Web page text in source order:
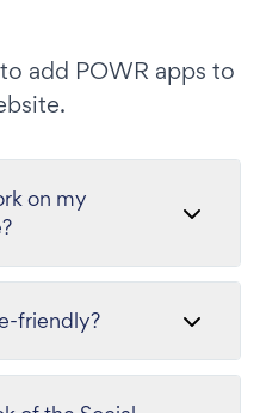
add POWR apps to
on my
friendly?